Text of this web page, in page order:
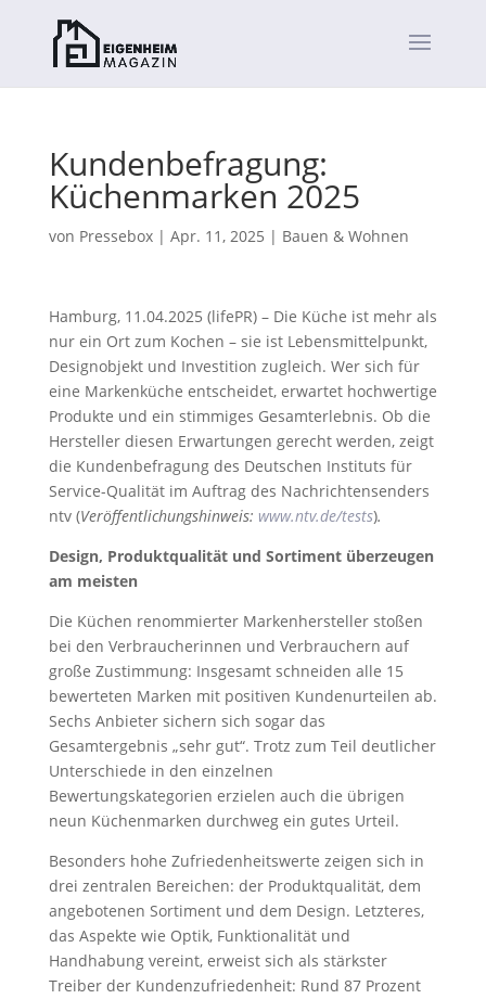
Kundenbefragung:
Küchenmarken 2025
von Pressebox| Apr. 11, 2025 | Bauen & Wohnen
Hamburg, 11.04.2025 (lifePR) – Die Küche ist mehr als
nur ein Ort zum Kochen – sie ist Lebensmittelpunkt,
Designobjekt und Investition zugleich. Wer sich für
eine Markenküche entscheidet, erwartet hochwertige
Produkte und ein stimmiges Gesamterlebnis. Ob die
Hersteller diesen Erwartungen gerecht werden, zeigt
die Kundenbefragung des Deutschen Instituts für
Service-Qualität im Auftrag des Nachrichtensenders
ntv (Veröffentlichungshinweis: www.ntv.de/tests).
Design, Produktqualität und Sortiment überzeugen
am meisten
Die Küchen renommierter Markenhersteller stoßen
bei den Verbraucherinnen und Verbrauchern auf
große Zustimmung: Insgesamt schneiden alle 15
bewerteten Marken mit positiven Kundenurteilen ab.
Sechs Anbieter sichern sich sogar das
Gesamtergebnis „sehr gut“. Trotz zum Teil deutlicher
Unterschiede in den einzelnen
Bewertungskategorien erzielen auch die übrigen
neun Küchenmarken durchweg ein gutes Urteil.
Besonders hohe Zufriedenheitswerte zeigen sich in
drei zentralen Bereichen: der Produktqualität, dem
angebotenen Sortiment und dem Design. Letzteres,
das Aspekte wie Optik, Funktionalität und
Handhabung vereint, erweist sich als stärkster
Treiber der Kundenzufriedenheit: Rund 87 Prozent